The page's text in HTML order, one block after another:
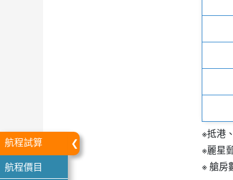
※抵港
※麗星
※ 艙房
航程試算
航程價目